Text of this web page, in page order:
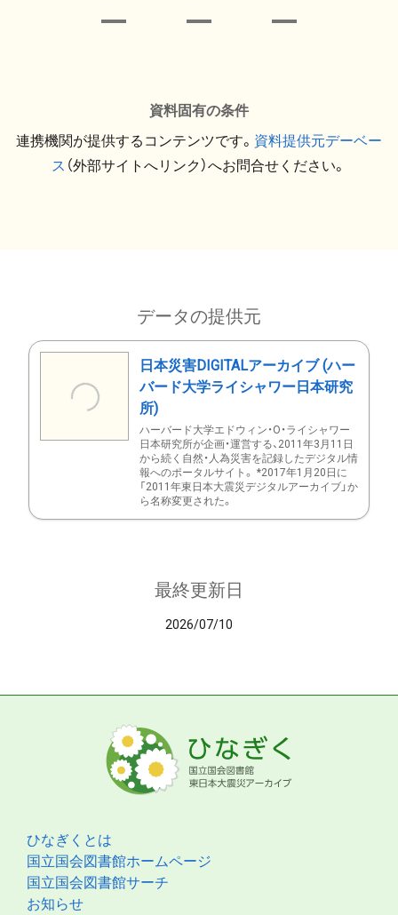
資料固有の条件
連携機関が提供するコンテンツです。 資料提供元デーベー
ス （外部サイトへリンク）へお問合せください。
データの提供元
日本災害DIGITALアーカイブ (ハー
バード大学ライシャワー日本研究
所)
ハーバード大学エドウィン・O・ライシャワー
日本研究所が企画・運営する、2011年3月11日
から続く自然・人為災害を記録したデジタル情
報へのポータルサイト。 *2017年1月20日に
「2011年東日本大震災デジタルアーカイブ」か
ら名称変更された。
最終更新日
2026/07/10
ひなぎくとは
国立国会図書館ホームページ
国立国会図書館サーチ
お知らせ